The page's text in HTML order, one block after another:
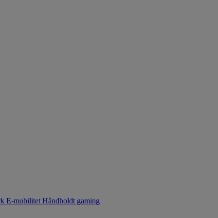
E-mobilitet Håndholdt gaming